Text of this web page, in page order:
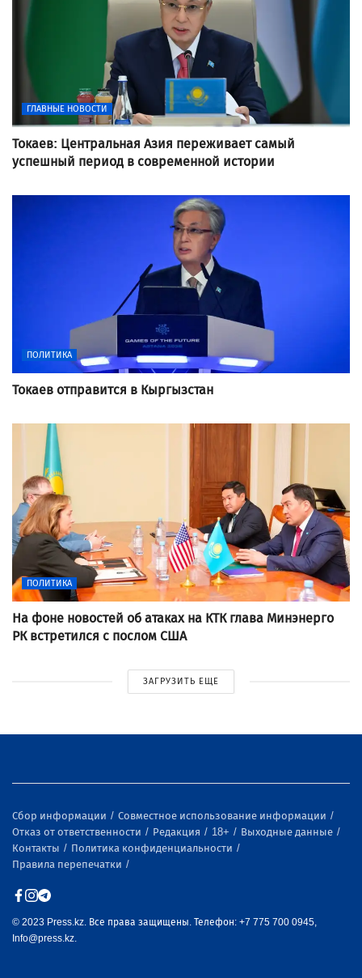
ГЛАВНЫЕ НОВОСТИ
Токаев: Центральная Азия переживает самый
успешный период в современной истории
ПОЛИТИКА
Токаев отправится в Кыргызстан
ПОЛИТИКА
На фоне новостей об атаках на КТК глава Минэнерго
РК встретился с послом США
ЗАГРУЗИТЬ ЕЩЕ
Сбор информации
Совместное использование информации
Отказ от ответственности
Редакция 18+
Выходные данные
Контакты
Политика конфиденциальности
Правила перепечатки
© 2023 Press.kz. Все права защищены. Телефон: +7 775 700 0945,
Info@press.kz.